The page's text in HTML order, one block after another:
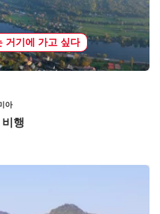
거기에 가고 싶다
아
행